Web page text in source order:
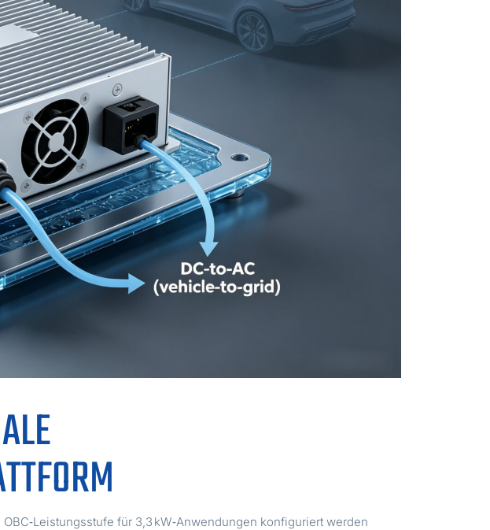
für 3,3 kW‑Anwendungen konfiguriert werden